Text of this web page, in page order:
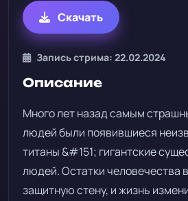
Скачать
Запись стрима: 22.02.2024
Описание
Много лет назад самым
людей были появившиеся
титаны &#151; гигантские
людей. Остатки человечества
защитную стену, и жизнь